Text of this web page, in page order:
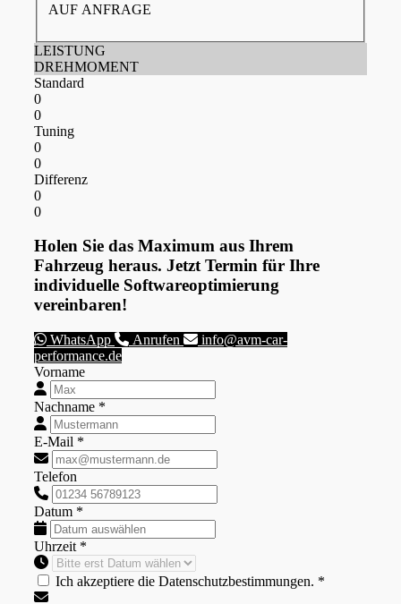
AUF ANFRAGE
LEISTUNG
DREHMOMENT
Standard
0
0
Tuning
0
0
Differenz
0
0
Holen Sie das Maximum aus Ihrem
Fahrzeug heraus. Jetzt Termin für Ihre
individuelle Softwareoptimierung
vereinbaren!
WhatsApp Anrufen
info@avm-car-
performance.de
Vorname
Nachname *
E-Mail *
Telefon
Datum *
Uhrzeit *
Ich akzeptiere die Datenschutzbestimmungen. *